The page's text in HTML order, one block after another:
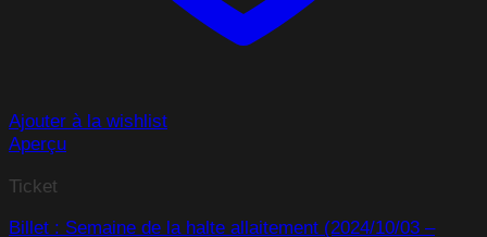
Ajouter à la wishlist
Aperçu
Ticket
Billet : Semaine de la halte allaitement (2024/10/03 –